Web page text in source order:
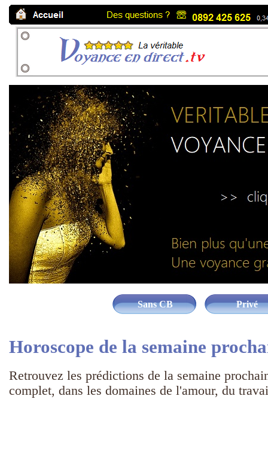
Sans CB Privé
Horoscope de la semaine
Retrouvez les prédictions de la semaine
complet, dans les domaines de l'amour, du